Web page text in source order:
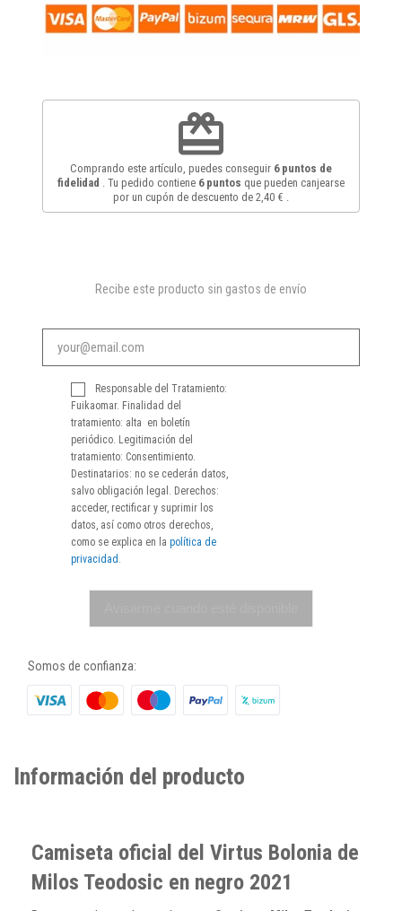
redeem
Comprando este artículo, puedes conseguir 6puntos de
fidelidad
. Tu pedido contiene 6puntos que pueden canjearse
por un cupón de descuento de 2,40 €
Recibe este producto sin gastos de envío
Responsable del Tratamiento:
Fuikaomar. Finalidad del
tratamiento: alta en boletín
periódico. Legitimación del
tratamiento: Consentimiento.
Destinatarios: no se cederán datos,
salvo obligación legal. Derechos:
acceder, rectificar y suprimir los
datos, así como otros derechos,
como se explica en la política de
privacidad .
Somos de confianza:
Información del producto
Camiseta oficial del Virtus Bolonia de
Milos Teodosic en negro 2021